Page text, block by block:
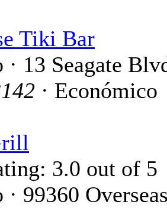
Tiki Bar
13 Seagate
· Económico
99360